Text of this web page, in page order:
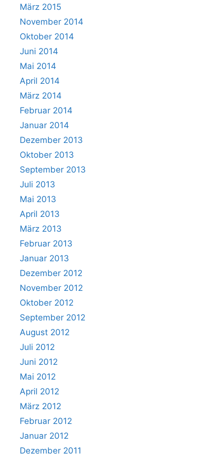
März 2015
November 2014
Oktober 2014
Juni 2014
Mai 2014
April 2014
März 2014
Februar 2014
Januar 2014
Dezember 2013
Oktober 2013
September 2013
Juli 2013
Mai 2013
April 2013
März 2013
Februar 2013
Januar 2013
Dezember 2012
November 2012
Oktober 2012
September 2012
August 2012
Juli 2012
Juni 2012
Mai 2012
April 2012
März 2012
Februar 2012
Januar 2012
Dezember 2011